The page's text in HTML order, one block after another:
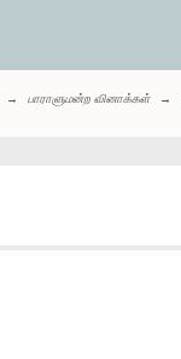
பாராளுமன்ற வினாக்கள்